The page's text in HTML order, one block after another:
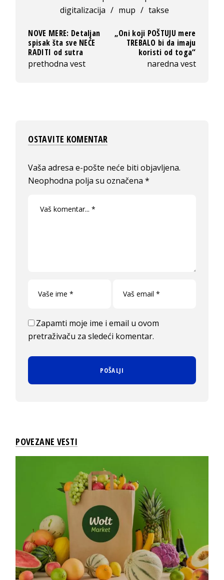
digitalizacija / mup / takse
NOVE MERE: Detaljan
spisak šta sve NEĆE
RADITI od sutra
prethodna vest
„Oni koji POŠTUJU mere
TREBALO bi da imaju
koristi od toga“
naredna vest
OSTAVITE KOMENTAR
Vaša adresa e-pošte neće biti objavljena.
Neophodna polja su označena*
Zapamti moje ime i email u ovom
pretraživaču za sledeći komentar.
POVEZANE VESTI